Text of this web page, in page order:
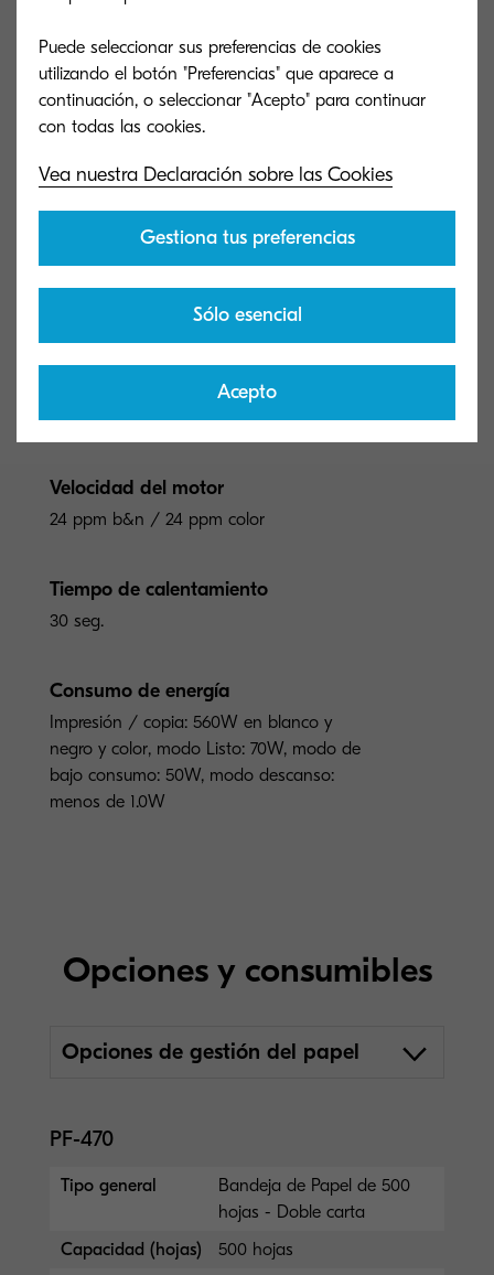
A3 COLOR MFP (hasta 11" x 17")
Velocidad del motor
24 ppm b&n / 24 ppm color
Tiempo de calentamiento
30 seg.
Consumo de energía
Impresión / copia: 560W en blanco y
negro y color, modo Listo: 70W, modo de
bajo consumo: 50W, modo descanso:
menos de 1.0W
Opciones y consumibles
Opciones de gestión del papel
PF-470
Tipo general
Bandeja de Papel de 500
hojas - Doble carta
Capacidad (hojas)
500 hojas
Puede seleccionar sus preferencias de cookies
utilizando el botón "Preferencias" que aparece a
continuación, o seleccionar "Acepto" para continuar
Vea nuestra Declaración sobre las Cookies
Gestiona tus preferencias
Sólo esencial
Acepto